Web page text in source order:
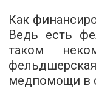
Как
Ведь есть
таком
медпомощи в